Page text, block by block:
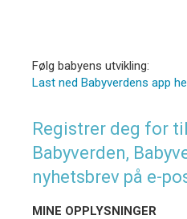
Følg babyens utvikling:
Last ned Babyverdens app
Registrer deg for
Babyverden,
nyhetsbrev på e-
MINE OPPLYSNINGER